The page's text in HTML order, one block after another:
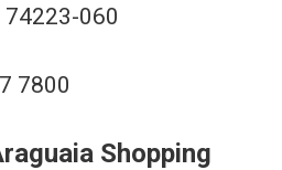
74223-060
7800
Shopping